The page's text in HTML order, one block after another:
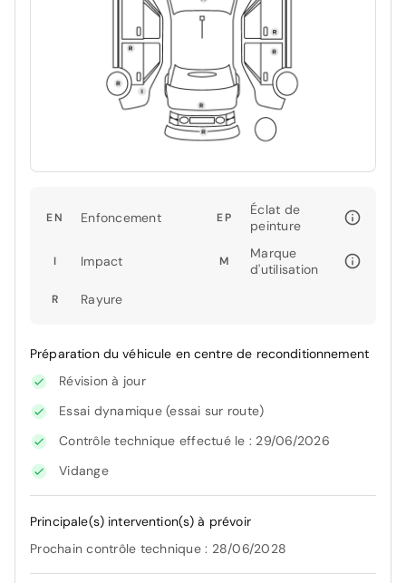
EN Enfoncement EP
Éclat de
peinture
I Impact M
Marque
d'utilisation
R Rayure
Préparation du véhicule en centre de reconditionnement
Révision à jour
Essai dynamique (essai sur route)
Contrôle technique effectué le : 29/06/2026
Vidange
Principale(s) intervention(s) à prévoir
Prochain contrôle technique : 28/06/2028